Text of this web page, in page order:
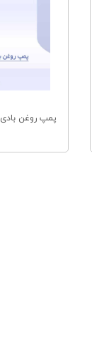
پمپ روغن بادی PRO Range دروپسا ایتالیا